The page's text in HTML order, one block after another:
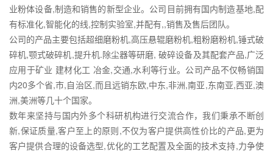
业粉体设备,制造和销售的新型企业。公司目前拥有国内制造基地,配
有标准化,智能化的线,控制实验室,并配有,,销售及售后团队。
公司的产品主要包括超细磨粉机,高压悬辊磨粉机,粗粉磨粉机,锤式破
碎机,颚式破碎机,提升机.除尘器等研磨, 破碎设备及其配套产品,广泛
应用于矿业 建材化工 冶金,交通,水利等行业。公司产品不仅畅销国
内20多个省,市,自治区,而且远销东欧,中东,非洲,南亚,东南亚,西亚,澳
洲,美洲等几十个国家。
数年来坚持与国内外多个科研机构进行交流合作，我们秉承不断创
新,保证质量,客户至上的原则,不仅为客户提供高性价比的产品,更为
客户提供合理的设备选型,优化的工艺配置及全面的技术支持,力争使